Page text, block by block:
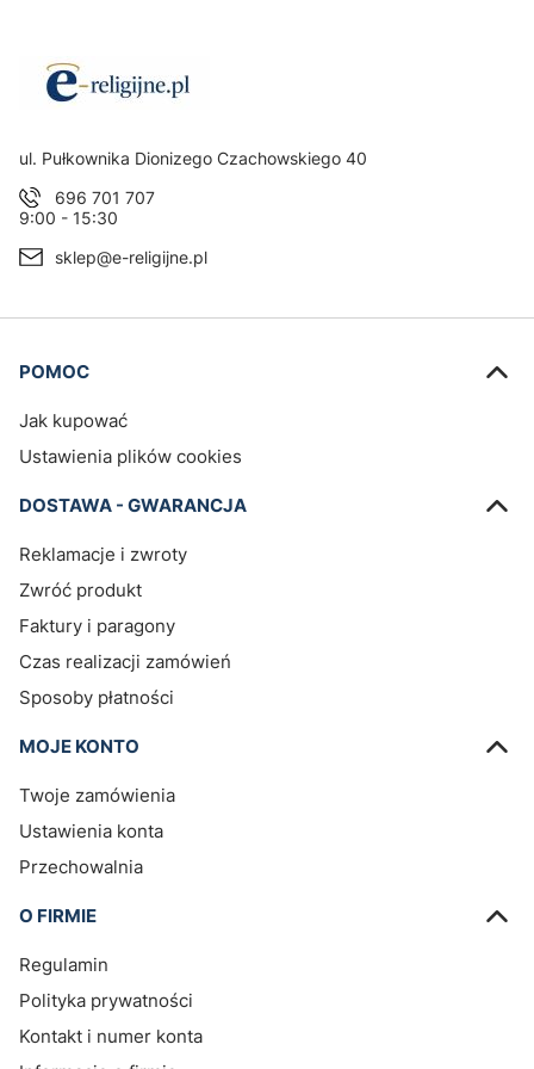
Adres:
ul. Pułkownika Dionizego Czachowskiego 40
696 701 707
9:00 - 15:30
sklep@e-religijne.pl
Linki w stopce
POMOC
Jak kupować
Ustawienia plików cookies
DOSTAWA - GWARANCJA
Reklamacje i zwroty
Zwróć produkt
Faktury i paragony
Czas realizacji zamówień
Sposoby płatności
MOJE KONTO
Twoje zamówienia
Ustawienia konta
Przechowalnia
O FIRMIE
Regulamin
Polityka prywatności
Kontakt i numer konta